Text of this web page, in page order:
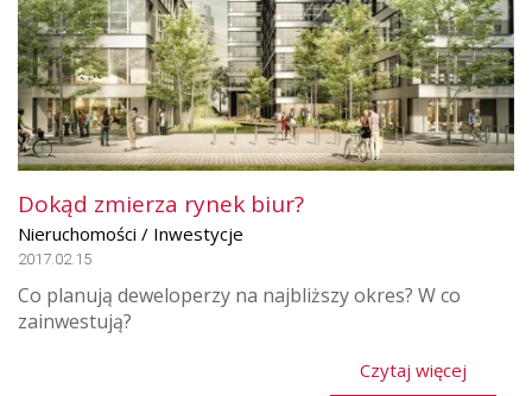
Dokąd zmierza rynek biur?
Nieruchomości / Inwestycje
2017.02.15
Co planują deweloperzy na najbliższy okres? W co
zainwestują?
Czytaj więcej